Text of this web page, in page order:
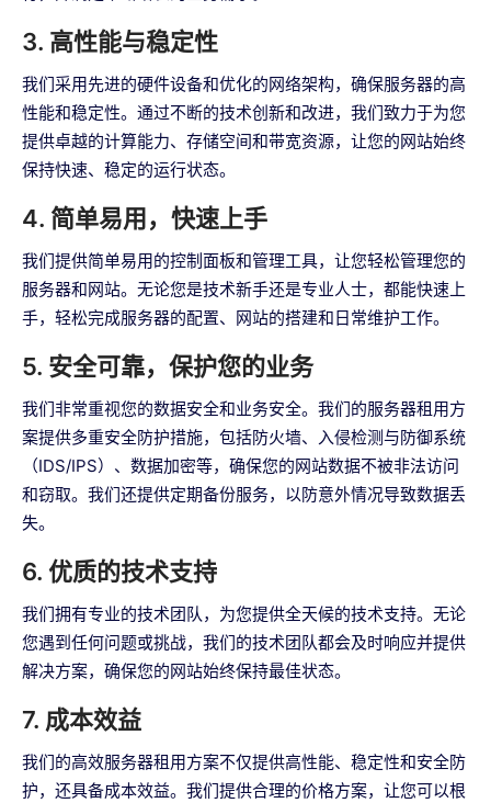
3. 高性能与稳定性
我们采用先进的硬件设备和优化的网络架构，确保服务器的高
性能和稳定性。通过不断的技术创新和改进，我们致力于为您
提供卓越的计算能力、存储空间和带宽资源，让您的网站始终
保持快速、稳定的运行状态。
4. 简单易用，快速上手
我们提供简单易用的控制面板和管理工具，让您轻松管理您的
服务器和网站。无论您是技术新手还是专业人士，都能快速上
手，轻松完成服务器的配置、网站的搭建和日常维护工作。
5. 安全可靠，保护您的业务
我们非常重视您的数据安全和业务安全。我们的服务器租用方
案提供多重安全防护措施，包括防火墙、入侵检测与防御系统
（IDS/IPS）、数据加密等，确保您的网站数据不被非法访问
和窃取。我们还提供定期备份服务，以防意外情况导致数据丢
失。
6. 优质的技术支持
我们拥有专业的技术团队，为您提供全天候的技术支持。无论
您遇到任何问题或挑战，我们的技术团队都会及时响应并提供
解决方案，确保您的网站始终保持最佳状态。
7. 成本效益
我们的高效服务器租用方案不仅提供高性能、稳定性和安全防
护，还具备成本效益。我们提供合理的价格方案，让您可以根